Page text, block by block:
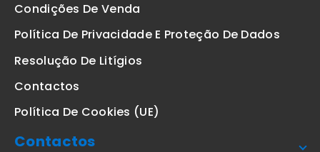
Condições De Venda
Política De Privacidade E Proteção De Dados
Resolução De Litígios
Contactos
Política De Cookies (UE)
Contactos